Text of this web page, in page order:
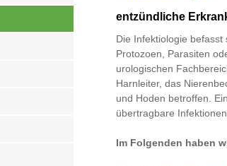
entzündliche
Die Infektiologie befasst
Protozoen, Parasiten
urologischen
Harnleiter, das
und Hoden betroffen.
übertragbare Infektionen
Im Folgenden haben